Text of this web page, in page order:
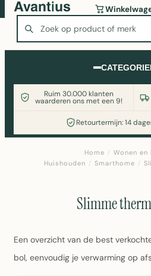
Ruim 30.000 klanten
waarderen ons met een 9!
Retourtermijn: 14
Wasmachine of koelkast nodig?
Home / Wonen en
Huishouden / Smarthome /
Slimme
Een overzicht van de best
bol, eenvoudig je verwarming op